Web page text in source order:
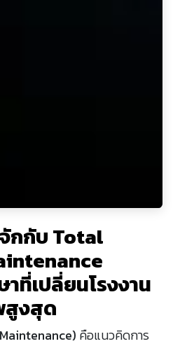
จักกับ Total
ที่เปลี่ยนโรงงาน
สูงสุด
คือแนวคิดการ